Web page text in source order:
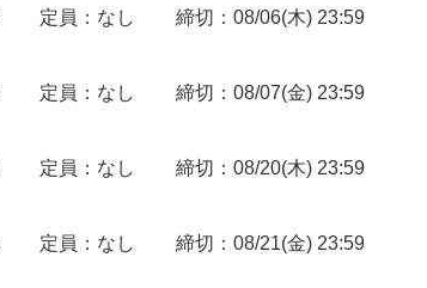
定員：なし 締切：08/06(木) 23:59
定員：なし 締切：08/07(金) 23:59
定員：なし 締切：08/20(木) 23:59
定員：なし 締切：08/21(金) 23:59